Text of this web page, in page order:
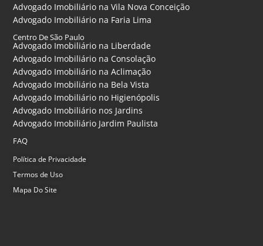
Advogado Imobiliário na Vila Nova Conceição
Advogado Imobiliário na Faria Lima
Centro De São Paulo
Advogado Imobiliário na Liberdade
Advogado Imobiliário na Consolação
Advogado Imobiliário na Aclimação
Advogado Imobiliário na Bela Vista
Advogado Imobiliário no Higienópolis
Advogado Imobiliário nos Jardins
Advogado Imobiliário Jardim Paulista
FAQ
Política de Privacidade
Termos de Uso
Mapa Do Site